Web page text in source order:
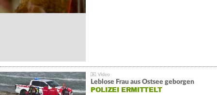
Leblose Frau aus Ostsee geborgen
POLIZEI ERMITTELT